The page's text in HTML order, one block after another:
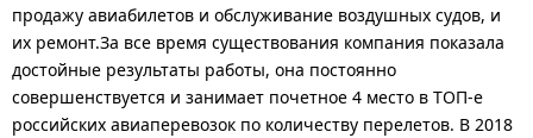
продажу авиабилетов и обслуживание воздушных судов, и
их ремонт.За все время существования компания показала
достойные результаты работы, она постоянно
совершенствуется и занимает почетное 4 место в ТОП-е
российских авиаперевозок по количеству перелетов. В 2018